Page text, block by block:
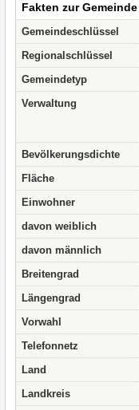
Fakten zur
Gemeindeschlüssel
Regionalschlüssel
Gemeindetyp
Verwaltung
Bevölkerungsdichte
Fläche
Einwohner
davon weiblich
davon männlich
Breitengrad
Längengrad
Vorwahl
Telefonnetz
Land
Landkreis